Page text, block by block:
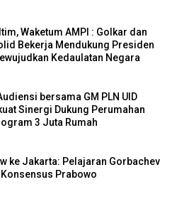
Waketum AMPI : Golkar dan
Bekerja Mendukung Presiden
Kedaulatan Negara
bersama GM PLN UID
Sinergi Dukung Perumahan
3 Juta Rumah
ke Jakarta: Pelajaran Gorbachev
Prabowo